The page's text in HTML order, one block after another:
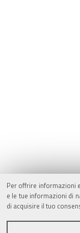
Per offrire informazioni
e le tue informazioni di
di acquisire il tuo